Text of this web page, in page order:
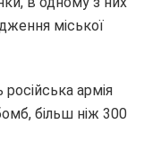
міської
армія
більш ніж 300